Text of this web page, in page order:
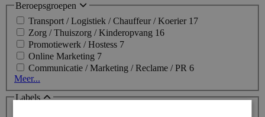
Beroepsgroepen
Transport / Logistiek / Chauffeur / Koerier 17
Zorg / Thuiszorg / Kinderopvang 16
Promotiewerk / Hostess 7
Online Marketing 7
Communicatie / Marketing / Reclame / PR 6
Meer...
Labels